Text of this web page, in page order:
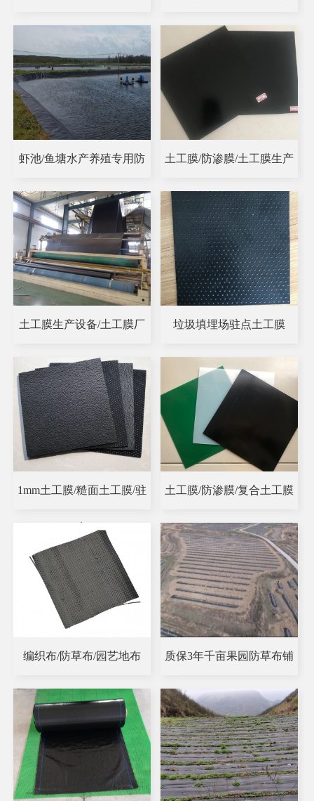
虾池/鱼塘水产养殖专用防 土工膜/防渗膜/土工膜生产
土工膜生产设备/土工膜厂 垃圾填埋场驻点土工膜
1mm土工膜/糙面土工膜/驻 土工膜/防渗膜/复合土工膜
编织布/防草布/园艺地布 质保3年千亩果园防草布铺